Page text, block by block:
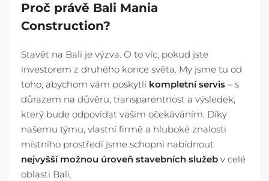
Proč právě Bali Mania
Construction?
Stavět na Bali je výzva. O to víc, pokud jste
investorem z druhého konce světa. My jsme tu od
toho, abychom vám poskytli kompletní servis – s
důrazem na důvěru, transparentnost a výsledek,
který bude odpovídat vašim očekáváním. Díky
našemu týmu, vlastní firmě a hluboké znalosti
místního prostředí jsme schopni nabídnout
nejvyšší možnou úroveň stavebních služeb v celé
oblasti Bali.